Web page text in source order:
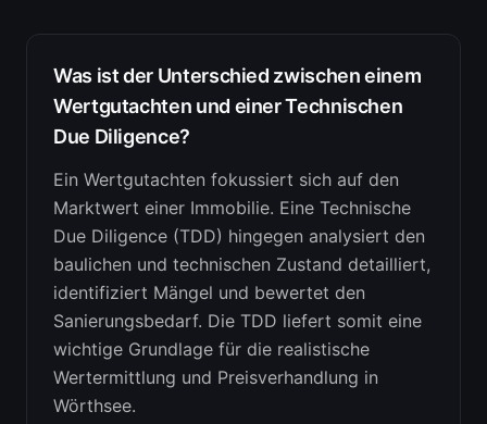
Was ist der Unterschied zwischen einem
Wertgutachten und einer Technischen
Due Diligence?
Ein Wertgutachten fokussiert sich auf den
Marktwert einer Immobilie. Eine Technische
Due Diligence (TDD) hingegen analysiert den
baulichen und technischen Zustand detailliert,
identifiziert Mängel und bewertet den
Sanierungsbedarf. Die TDD liefert somit eine
wichtige Grundlage für die realistische
Wertermittlung und Preisverhandlung in
Wörthsee.